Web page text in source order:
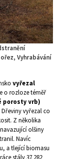
Vyhrabávání
vyřezal
o rozloze téměř
porosty vrb)
vyřezal co
Z několika
olšiny
Navíc
a tlející biomasu
stály 37 282